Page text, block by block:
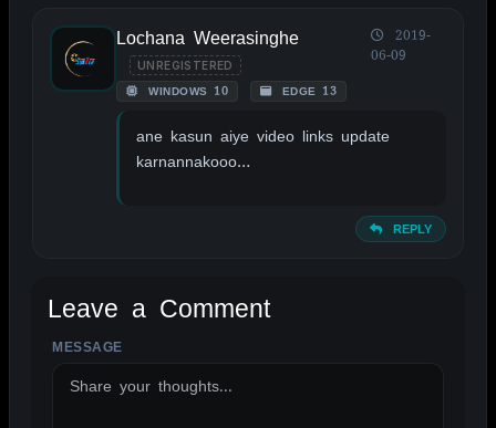
Lochana Weerasinghe
UNREGISTERED
WINDOWS 10 EDGE 13
2019-
06-09
ane kasun aiye video links update
karnannakooo…
REPLY
Leave a Comment
MESSAGE
ALTERNATIVE: